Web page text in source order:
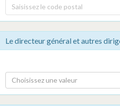
Saisissez le code postal
Le directeur général et autres
Choisissez une valeur